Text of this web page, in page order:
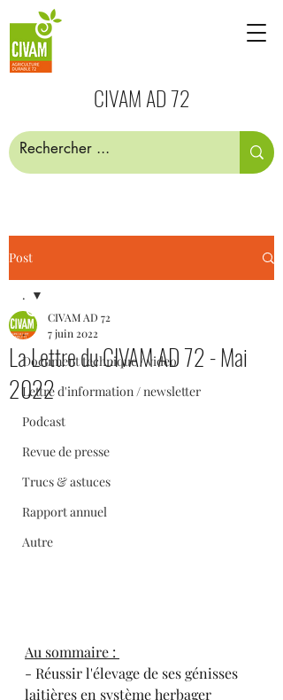
CIVAM AD 72
Post
.
Document technique / video
Lettre d'information / newsletter
Podcast
Revue de presse
Trucs & astuces
Rapport annuel
Autre
.
La Lettre du CIVAM AD 72 - Mai
2022
CIVAM AD 72
7 juin 2022
Au sommaire :
- Réussir l'élevage de ses génisses
laitières en système herbager